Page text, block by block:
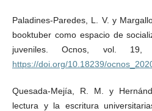
Paladines-Paredes, L. V. y
booktuber como espacio de
juveniles. Ocnos, vol.
https://doi.org/10.18239/
Quesada-Mejía, R. M. y
lectura y la escritura